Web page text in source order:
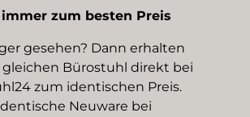
immer zum besten Preis
gesehen? Dann erhalten
gleichen Bürostuhl direkt bei
zum identischen Preis.
Neuware bei